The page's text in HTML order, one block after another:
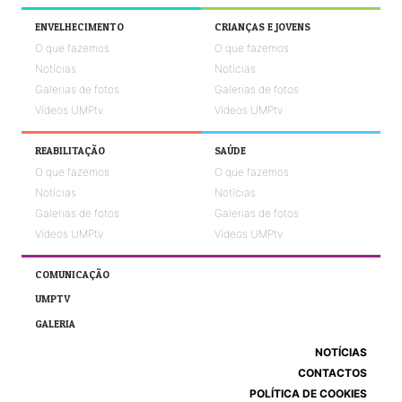
ENVELHECIMENTO
O que fazemos
Notícias
Galerias de fotos
Vídeos UMPtv
CRIANÇAS E JOVENS
O que fazemos
Notícias
Galerias de fotos
Vídeos UMPtv
REABILITAÇÃO
O que fazemos
Notícias
Galerias de fotos
Vídeos UMPtv
SAÚDE
O que fazemos
Notícias
Galerias de fotos
Vídeos UMPtv
COMUNICAÇÃO
UMPTV
GALERIA
NOTÍCIAS
CONTACTOS
POLÍTICA DE COOKIES